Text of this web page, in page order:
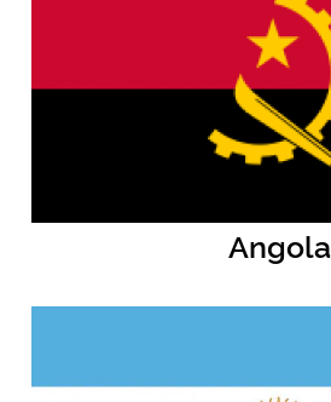
Banco Central do Brasil
Angola